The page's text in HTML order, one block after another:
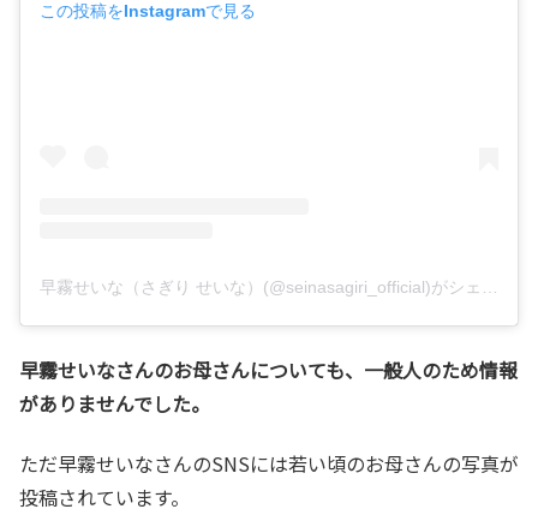
この投稿をInstagramで見る
早霧せいな（さぎり せいな）(@seinasagiri_official)がシェアした投稿
早霧せいなさんのお母さんについても、一般人のため情報
がありませんでした。
ただ早霧せいなさんのSNSには若い頃のお母さんの写真が
投稿されています。